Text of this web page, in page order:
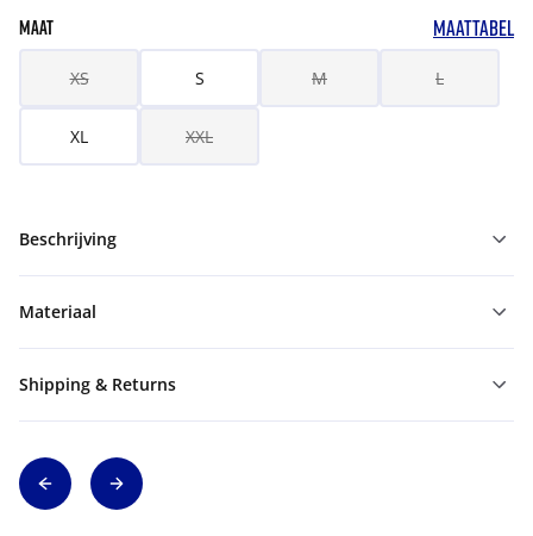
MAAT MAATTABEL
XS S M L
XL XXL
Beschrijving
Materiaal
Shipping & Returns